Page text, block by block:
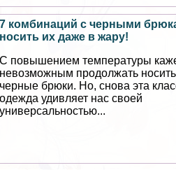
7 комбинаций с черными
носить их даже в жару!
С повышением температуры
невозможным продолжать
черные брюки. Но, снова эта
одежда удивляет нас своей
универсальностью...